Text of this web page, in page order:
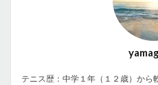
テニス歴：中学１年（１２歳）から